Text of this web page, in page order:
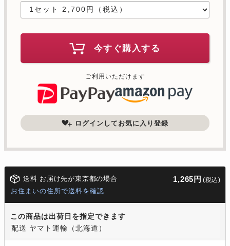
今すぐ購入する
ご利用いただけます
ログインしてお気に入り登録
送料 お届け先が東京都の場合 1,265円 (税込)
お住まいの住所で送料を確認
この商品は出荷日を指定できます
配送 ヤマト運輸（北海道）